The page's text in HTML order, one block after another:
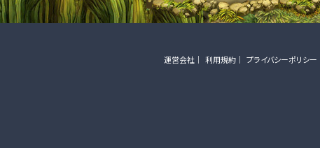
運営会社 利用規約 プライバシーポリシー